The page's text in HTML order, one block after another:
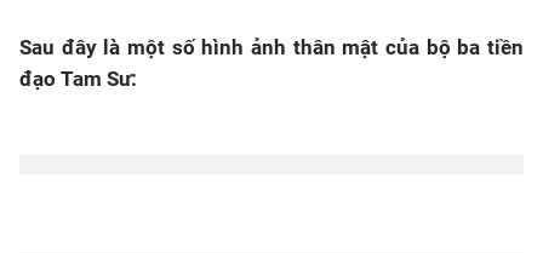
Sau đây là một số hình ảnh thân mật của bộ ba tiền
đạo Tam Sư: